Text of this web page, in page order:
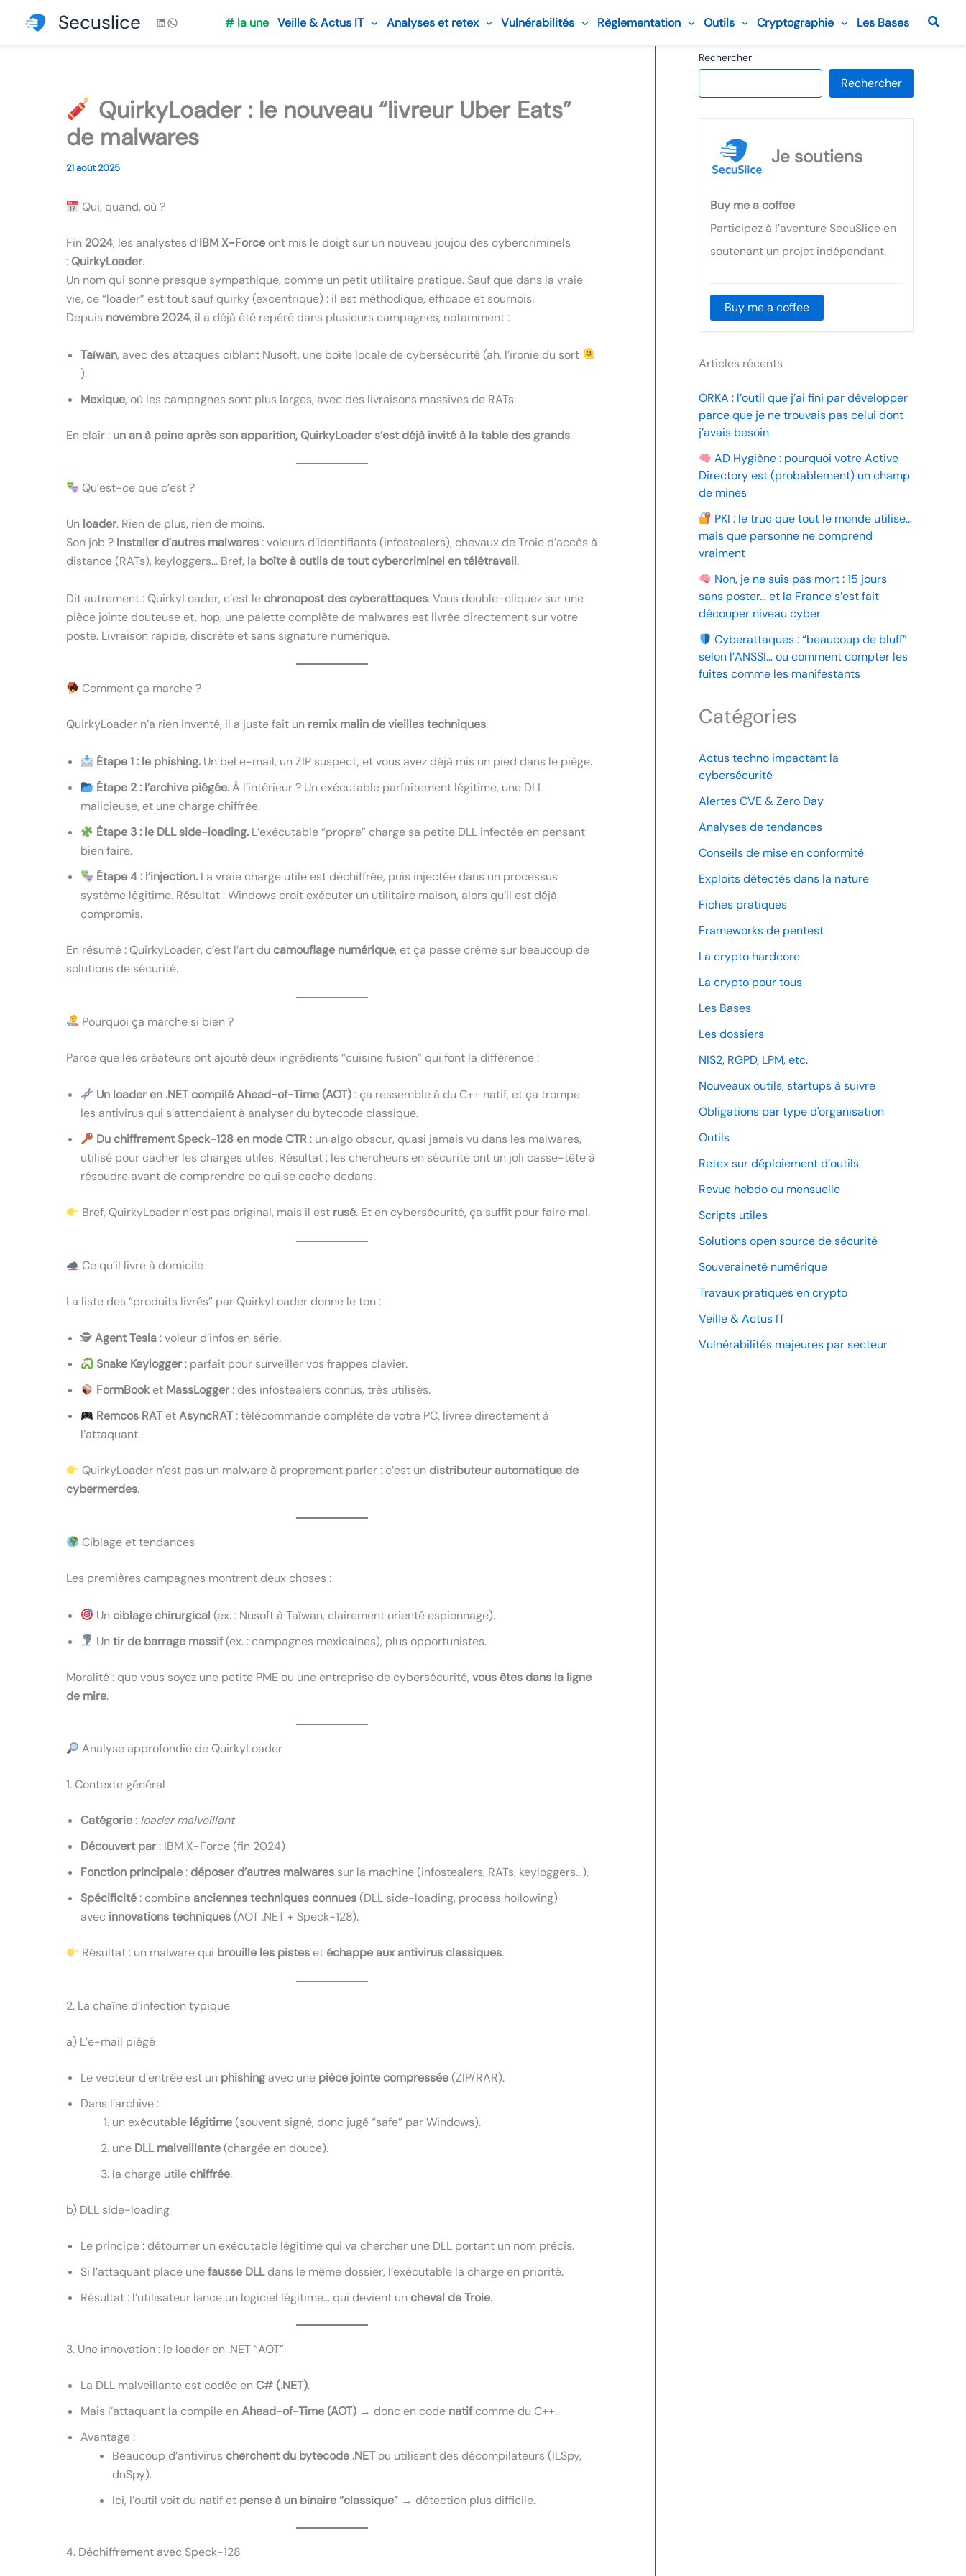
Secuslice LinkedIn
WhatsApp # la une Veille & Actus IT Analyses et retex Vulnérabilités Règlementation Outils Cryptographie Les Bases
QuirkyLoader : le nouveau “livreur Uber Eats”
de malwares
21 août 2025
Qui, quand, où ?
Fin 2024, les analystes d’IBM X-Force ont mis le doigt sur un nouveau joujou des cybercriminels
:QuirkyLoader.
Un nom qui sonne presque sympathique, comme un petit utilitaire pratique. Sauf que dans la vraie
vie, ce “loader” est tout sauf quirky (excentrique) : il est méthodique, efficace et sournois.
Depuis novembre 2024, il a déjà été repéré dans plusieurs campagnes, notamment :
Taïwan, avec des attaques ciblant Nusoft, une boîte locale de cybersécurité (ah, l’ironie du sort
).
Mexique, où les campagnes sont plus larges, avec des livraisons massives de RATs.
En clair : un an à peine après son apparition, QuirkyLoader s’est déjà invité à la table des grands.
Qu’est-ce que c’est ?
Un loader. Rien de plus, rien de moins.
Son job ? Installer d’autres malwares: voleurs d’identifiants (infostealers), chevaux de Troie d’accès à
distance (RATs), keyloggers… Bref, la boîte à outils de tout cybercriminel en télétravail.
Dit autrement : QuirkyLoader, c’est lechronopost des cyberattaques. Vous double-cliquez sur une
pièce jointe douteuse et, hop, une palette complète de malwares est livrée directement sur votre
poste. Livraison rapide, discrète et sans signature numérique.
Comment ça marche ?
QuirkyLoader n’a rien inventé, il a juste fait un remix malin de vieilles techniques.
Étape 1 : le phishing. Un bel e-mail, un ZIP suspect, et vous avez déjà mis un pied dans le piège.
Étape 2 : l’archive piégée.À l’intérieur ? Un exécutable parfaitement légitime, une DLL
malicieuse, et une charge chiffrée.
Étape 3 : le DLL side-loading. L’exécutable “propre” charge sa petite DLL infectée en pensant
bien faire.
Étape 4 : l’injection. La vraie charge utile est déchiffrée, puis injectée dans un processus
système légitime. Résultat : Windows croit exécuter un utilitaire maison, alors qu’il est déjà
compromis.
En résumé : QuirkyLoader, c’est l’art du camouflage numérique, et ça passe crème sur beaucoup de
solutions de sécurité.
Pourquoi ça marche si bien ?
Parce que les créateurs ont ajouté deux ingrédients “cuisine fusion” qui font la différence :
Un loader en .NET compilé Ahead-of-Time (AOT): ça ressemble à du C++ natif, et ça trompe
les antivirus qui s’attendaient à analyser du bytecode classique.
Du chiffrement Speck-128 en mode CTR: un algo obscur, quasi jamais vu dans les malwares,
utilisé pour cacher les charges utiles. Résultat : les chercheurs en sécurité ont un joli casse-tête à
résoudre avant de comprendre ce qui se cache dedans.
Bref, QuirkyLoader n’est pas original, mais il est rusé. Et en cybersécurité, ça suffit pour faire mal.
Ce qu’il livre à domicile
La liste des “produits livrés” par QuirkyLoader donne le ton :
🕵️Agent Tesla: voleur d’infos en série.
Snake Keylogger: parfait pour surveiller vos frappes clavier.
FormBooket MassLogger: des infostealers connus, très utilisés.
Remcos RAT etAsyncRAT: télécommande complète de votre PC, livrée directement à
l’attaquant.
QuirkyLoader n’est pas un malware à proprement parler : c’est undistributeur automatique de
cybermerdes.
Ciblage et tendances
Les premières campagnes montrent deux choses :
Unciblage chirurgical (ex. : Nusoft à Taïwan, clairement orienté espionnage).
Untir de barrage massif(ex. : campagnes mexicaines), plus opportunistes.
Moralité : que vous soyez une petite PME ou une entreprise de cybersécurité, vous êtes dans la ligne
de mire.
Analyse approfondie de QuirkyLoader
1. Contexte général
Catégorie: loader malveillant
Découvert par: IBM X-Force (fin 2024)
Fonction principale:déposer d’autres malwares sur la machine (infostealers, RATs, keyloggers…).
Spécificité: combine anciennes techniques connues(DLL side-loading, process hollowing)
avec innovations techniques(AOT .NET + Speck-128).
Résultat : un malware qui brouille les pistes etéchappe aux antivirus classiques.
2. La chaîne d’infection typique
a) L’e-mail piégé
Le vecteur d’entrée est un phishing avec une pièce jointe compressée(ZIP/RAR).
Dans l’archive :
un exécutable légitime(souvent signé, donc jugé “safe” par Windows).
une DLL malveillante(chargée en douce).
la charge utilechiffrée.
b) DLL side-loading
Le principe : détourner un exécutable légitime qui va chercher une DLL portant un nom précis.
Si l’attaquant place unefausse DLLdans le même dossier, l’exécutable la charge en priorité.
Résultat : l’utilisateur lance un logiciel légitime… qui devient uncheval de Troie.
3. Une innovation : le loader en .NET “AOT”
La DLL malveillante est codée enC# (.NET).
Mais l’attaquant la compile enAhead-of-Time (AOT) → donc en code natifcomme du C++.
Avantage :
Beaucoup d’antivirus cherchent du bytecode .NET ou utilisent des décompilateurs (ILSpy,
dnSpy).
Ici, l’outil voit du natif et pense à un binaire “classique” → détection plus difficile.
4. Déchiffrement avec Speck-128
Rechercher
Rechercher
Je soutiens
Buy me a coffee
Participez à l’aventure SecuSlice en
soutenant un projet indépendant.
Buy me a coffee
Articles récents
ORKA : l’outil que j’ai fini par développer
parce que je ne trouvais pas celui dont
j’avais besoin
AD Hygiène : pourquoi votre Active
Directory est (probablement) un champ
de mines
PKI : le truc que tout le monde utilise…
mais que personne ne comprend
vraiment
Non, je ne suis pas mort : 15 jours
sans poster… et la France s’est fait
découper niveau cyber
Cyberattaques : “beaucoup de bluff”
selon l’ANSSI… ou comment compter les
fuites comme les manifestants
Catégories
Actus techno impactant la
cybersécurité
Alertes CVE & Zero Day
Analyses de tendances
Conseils de mise en conformité
Exploits détectés dans la nature
Fiches pratiques
Frameworks de pentest
La crypto hardcore
La crypto pour tous
Les Bases
Les dossiers
NIS2, RGPD, LPM, etc.
Nouveaux outils, startups à suivre
Obligations par type d'organisation
Outils
Retex sur déploiement d’outils
Revue hebdo ou mensuelle
Scripts utiles
Solutions open source de sécurité
Souveraineté numérique
Travaux pratiques en crypto
Veille & Actus IT
Vulnérabilités majeures par secteur